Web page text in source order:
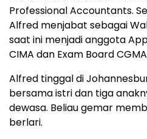
Professional Accountants.
Alfred menjabat sebagai
saat ini menjadi anggota
CIMA dan Exam Board
Alfred tinggal di
bersama istri dan tiga
dewasa. Beliau gemar
berlari.